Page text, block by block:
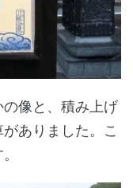
像と、積み上げ
ありました。こ